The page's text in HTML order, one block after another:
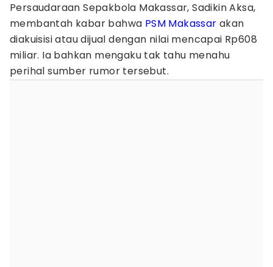
Persaudaraan Sepakbola Makassar, Sadikin Aksa,
membantah kabar bahwa PSM Makassar akan
diakuisisi atau dijual dengan nilai mencapai Rp608
miliar. Ia bahkan mengaku tak tahu menahu
perihal sumber rumor tersebut.